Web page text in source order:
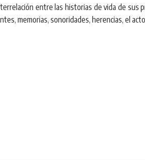
entre las historias de vida de
memorias, sonoridades, herencias, el